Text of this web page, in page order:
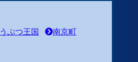
ぶつ王国
南京町